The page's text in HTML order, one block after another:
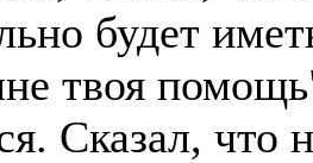
будет
твоя
Сказал, что